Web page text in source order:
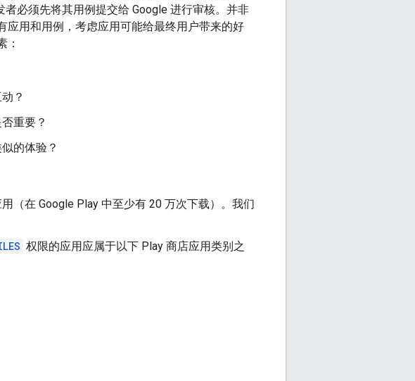
必须先将其用例提交给 Google 进行审核。并非
应用和用例，考虑应用可能给最终用户带来的好
：
？
重要？
的体验？
（在 Google Play 中至少有 20 万次下载）。我们
权限的应用应属于以下 Play 商店应用类别之